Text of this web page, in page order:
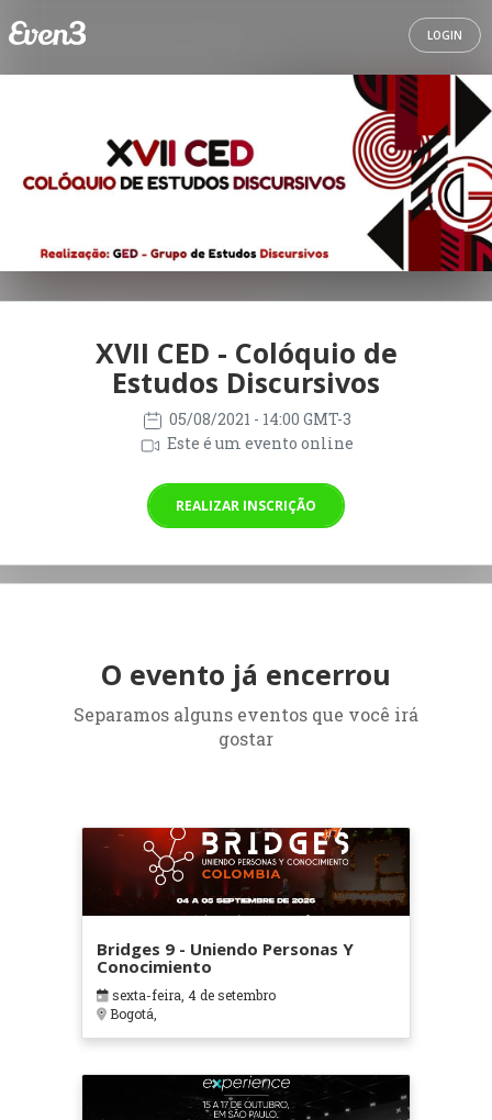
LOGIN
XVII CED - Colóquio de
Estudos Discursivos
05/08/2021 - 14:00 GMT-3
Este é um evento online
REALIZAR INSCRIÇÃO
O evento já encerrou
Separamos alguns eventos que você irá
gostar
Bridges 9 - Uniendo Personas Y
Conocimiento
sexta-feira, 4 de setembro
Bogotá,